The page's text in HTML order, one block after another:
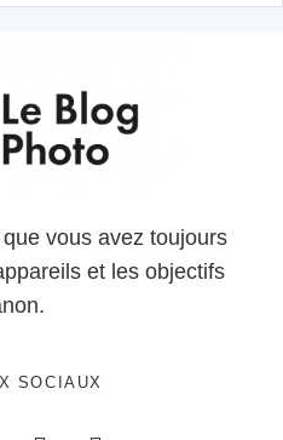
vous avez toujours
et les objectifs
SOCIAUX